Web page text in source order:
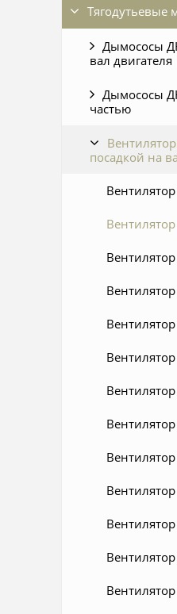
Дымососы
вал двигателя
Дымососы
частью
посадкой на